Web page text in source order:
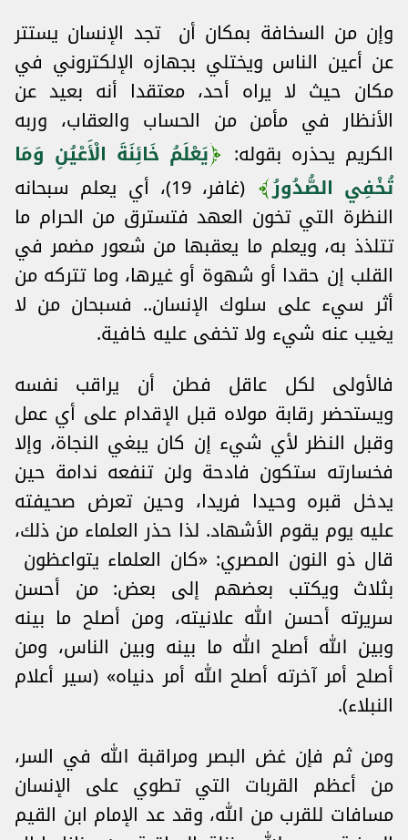
وإن من السخافة بمكان أن تجد الإنسان يستتر
عن أعين الناس ويختلي بجهازه الإلكتروني في
مكان حيث لا يراه أحد، معتقدا أنه بعيد عن
الأنظار في مأمن من الحساب والعقاب، وربه
الكريم يحذره بقوله:
يَعْلَمُ خَائِنَةَ الْأَعْيُنِ وَمَا
تُخْفِي الصُّدُورُ
(غافر، 19)، أي يعلم سبحانه
النظرة التي تخون العهد فتسترق من الحرام ما
تتلذذ به، ويعلم ما يعقبها من شعور مضمر في
القلب إن حقدا أو شهوة أو غيرها، وما تتركه من
أثر سيء على سلوك الإنسان.. فسبحان من لا
يغيب عنه شيء ولا تخفى عليه خافية.
فالأولى لكل عاقل فطن أن يراقب نفسه
ويستحضر رقابة مولاه قبل الإقدام على أي عمل
وقبل النظر لأي شيء إن كان يبغي النجاة، وإلا
فخسارته ستكون فادحة ولن تنفعه ندامة حين
يدخل قبره وحيدا فريدا، وحين تعرض صحيفته
عليه يوم يقوم الأشهاد. لذا حذر العلماء من ذلك،
قال ذو النون المصري: «كان العلماء يتواعظون
بثلاث ويكتب بعضهم إلى بعض: من أحسن
سريرته أحسن الله علانيته، ومن أصلح ما بينه
وبين الله أصلح الله ما بينه وبين الناس، ومن
أصلح أمر آخرته أصلح الله أمر دنياه» (سير أعلام
النبلاء).
ومن ثم فإن غض البصر ومراقبة الله في السر،
من أعظم القربات التي تطوي على الإنسان
مسافات للقرب من الله، وقد عد الإمام ابن القيم